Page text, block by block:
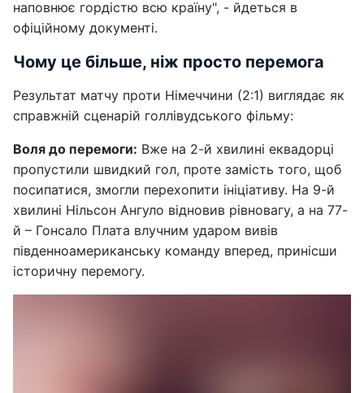
наповнює гордістю всю країну", - йдеться в
офіційному документі.
Чому це більше, ніж просто перемога
Результат матчу проти Німеччини (2:1) виглядає як
справжній сценарій голлівудського фільму:
Воля до перемоги: Вже на 2-й хвилині еквадорці
пропустили швидкий гол, проте замість того, щоб
посипатися, змогли перехопити ініціативу. На 9-й
хвилині Нільсон Ангуло відновив рівновагу, а на 77-
й – Гонсало Плата влучним ударом вивів
південноамериканську команду вперед, принісши
історичну перемогу.